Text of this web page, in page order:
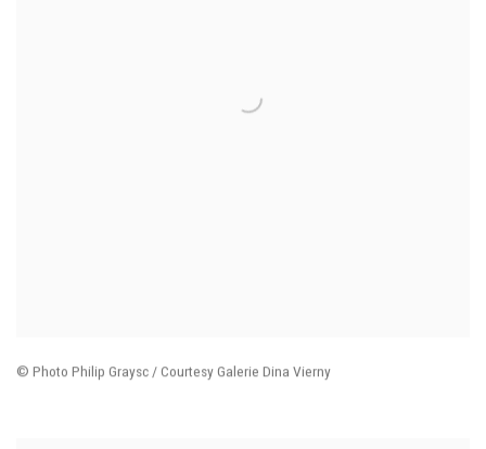
© Photo Philip Graysc / Courtesy Galerie Dina Vierny